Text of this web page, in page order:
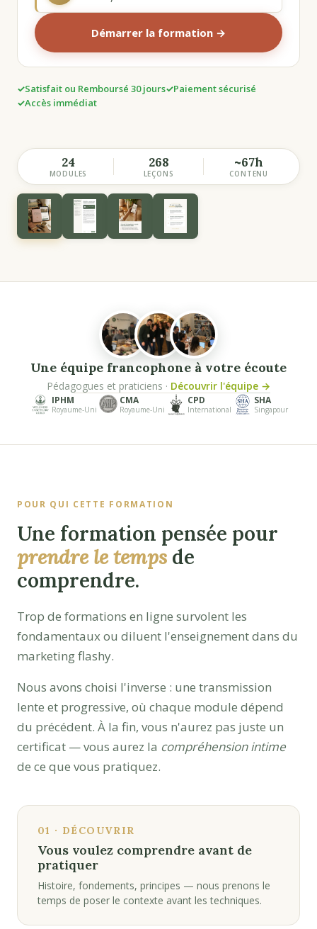
Démarrer la formation →
Satisfait ou Remboursé 30 jours
Paiement sécurisé
Accès immédiat
24
MODULES
268
LEÇONS
~67h
CONTENU
Une équipe francophone à votre écoute
Pédagogues et praticiens · Découvrir l'équipe →
IPHM
Royaume-Uni
CMA
Royaume-Uni
CPD
International
SHA
Singapour
POUR QUI CETTE FORMATION
Une formation pensée pour
prendre le temps de
comprendre.
Trop de formations en ligne survolent les
fondamentaux ou diluent l'enseignement dans du
marketing flashy.
Nous avons choisi l'inverse : une transmission
lente et progressive, où chaque module dépend
du précédent. À la fin, vous n'aurez pas juste un
certificat — vous aurez la compréhension intime
de ce que vous pratiquez.
01 · DÉCOUVRIR
Vous voulez comprendre avant de
pratiquer
Histoire, fondements, principes — nous prenons le
temps de poser le contexte avant les techniques.